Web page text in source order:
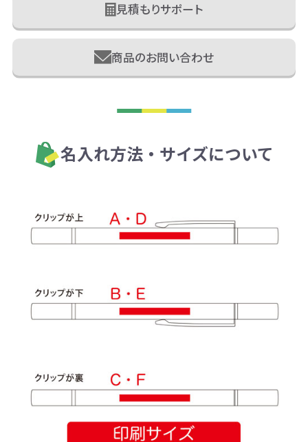
見積もりサポート
商品のお問い合わせ
名入れ方法・サイズについて